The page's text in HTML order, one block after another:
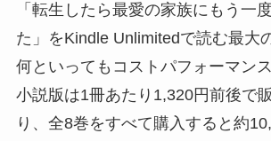
「転生したら最愛の家族にもう一
た」をKindle Unlimitedで読む最大
何といってもコストパフォーマン
小説版は1冊あたり1,320円前後で
り、全8巻をすべて購入すると約